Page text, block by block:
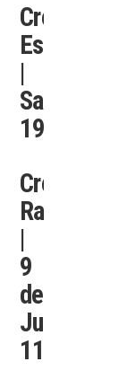
Credife
Esperanza
|
Sarmiento
1960
Credife
Rafaela
|
9
de
Julio
114